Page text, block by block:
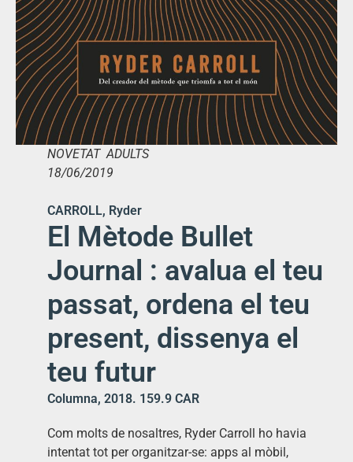
NOVETAT ADULTS
18/06/2019
CARROLL, Ryder
El Mètode Bullet
Journal : avalua el teu
passat, ordena el teu
present, dissenya el
teu futur
Columna, 2018. 159.9 CAR
Com molts de nosaltres, Ryder Carroll ho havia
intentat tot per organitzar-se: apps al mòbil,